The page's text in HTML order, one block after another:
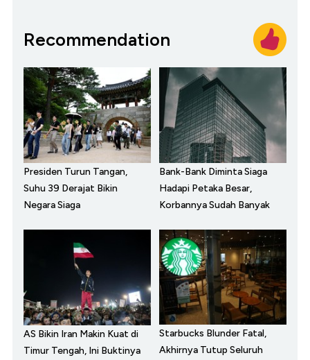
Recommendation
Presiden Turun Tangan,
Suhu 39 Derajat Bikin
Negara Siaga
Bank-Bank Diminta Siaga
Hadapi Petaka Besar,
Korbannya Sudah Banyak
AS Bikin Iran Makin Kuat di
Timur Tengah, Ini Buktinya
Starbucks Blunder Fatal,
Akhirnya Tutup Seluruh